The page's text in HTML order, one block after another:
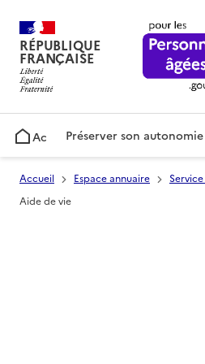
RÉPUBLIQUE
FRANÇAISE
AccueilPréserver son autonomie
Accueil Espace annuaire
Aide de vie